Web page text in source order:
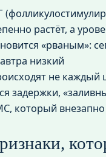
растёт, а
«рваным»:
низкий
не каждый
задержки,
который внезапно